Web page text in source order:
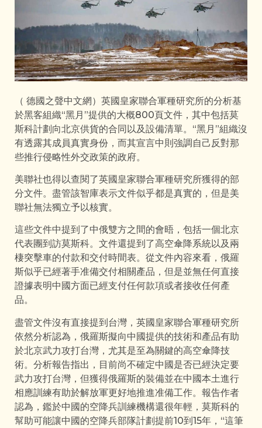
（ 德國之聲中文網）英國皇家聯合軍種研究所的分析基
於黑客組織“黑月”提供的大概800頁文件，其中包括莫
斯科計劃向北京供貨的合同以及設備清單。“黑月”組織沒
有透露其成員真實身份，而其宣言中則強調自己反對那
些推行侵略性外交政策的政府。
美聯社也得以查閱了英國皇家聯合軍種研究所獲得的部
分文件。盡管該智庫表示文件似乎都是真實的，但是美
聯社無法獨立予以核實。
這些文件中提到了中俄雙方之間的會晤，包括一個北京
代表團到訪莫斯科。文件還提到了高空傘降系統以及兩
棲突擊車的付款和交付時間表。從文件內容來看，俄羅
斯似乎已經著手准備交付相關產品，但是並無任何直接
證據表明中國方面已經支付任何款項或者接收任何產
品。
盡管文件沒有直接提到台灣，英國皇家聯合軍種研究所
依然分析認為，俄羅斯擬向中國提供的技術和產品有助
於北京武力攻打台灣，尤其是至為關鍵的高空傘降技
術。分析報告指出，目前尚不確定中國是否已經決定要
武力攻打台灣，但獲得俄羅斯的裝備並在中國本土進行
相應訓練有助於解放軍更好地推進准備工作。報告作者
認為，鑑於中國的空降兵訓練機構還很年輕，莫斯科的
幫助可能讓中國的空降兵部隊計劃提前10到15年，“這筆